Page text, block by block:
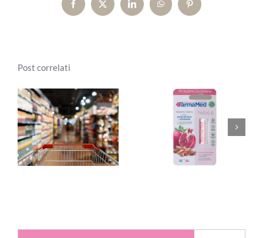
FacebookX LinkedInWhatsAppPinterest
Post correlati